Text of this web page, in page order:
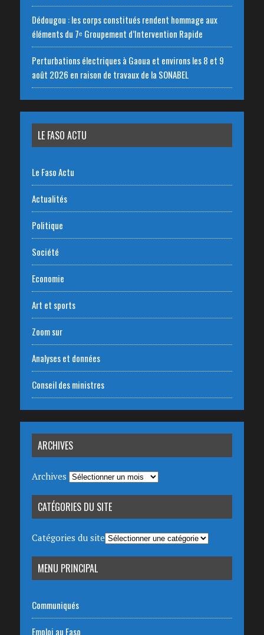
Dédougou : les corps constitués rendent hommage aux
éléments du 7ᵉ Groupement d’Intervention Rapide
Perturbations électriques à Gaoua et environs les 8 et 9
août 2026 en raison de travaux de la SONABEL
LE FASO ACTU
Le Faso Actu
Actualités
Politique
Société
Economie
Art et sports
Zoom sur
Analyses et données
Conseil des ministres
ARCHIVES
Archives
CATÉGORIES DU SITE
Catégories du site
MENU PRINCIPAL
Communiqués
Emploi au Faso